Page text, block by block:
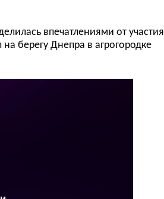
впечатлениями от участия
на берегу Днепра в агрогородке